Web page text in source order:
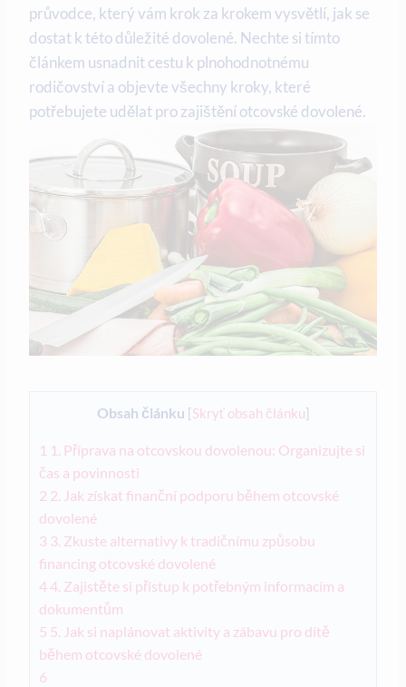
⁢průvodce, který vám krok za⁢ krokem vysvětlí, jak se​
dostat k této důležité dovolené. Nechte si tímto
článkem usnadnit cestu‌ k plnohodnotnému
rodičovství a objevte všechny kroky, které
potřebujete udělat ⁣pro zajištění otcovské ‌dovolené.
Obsah článku [Skryť obsah článku]
1 1. Příprava na otcovskou dovolenou: Organizujte si
čas a povinnosti
2 2. Jak získat finanční podporu během ⁤otcovské
dovolené
3 3. Zkuste alternativy k​ tradičnímu ⁤způsobu
financing otcovské dovolené
4 4. ⁢Zajistěte si přístup k potřebným informacím a
dokumentům
5 5. Jak ⁢si naplánovat aktivity a zábavu pro dítě
během otcovské dovolené
6